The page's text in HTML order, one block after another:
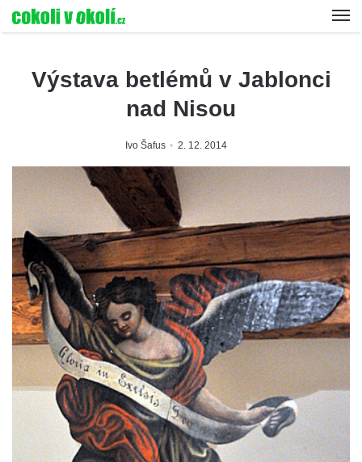
Výstava betlémů v Jablonci
nad Nisou
Ivo Šafus 2. 12. 2014